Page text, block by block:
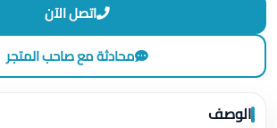
اتصل الآن
محادثة مع صاحب المتجر
الوصف